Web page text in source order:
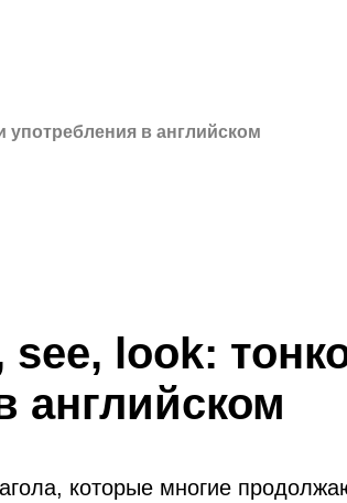
употребления в английском
look:
английском
которые многие